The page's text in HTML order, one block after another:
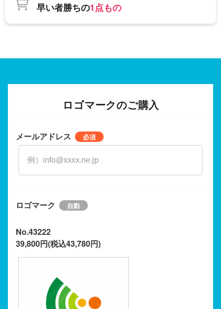
早い者勝ちの1点もの
ロゴマークのご購入
メールアドレス
ロゴマーク
No.43222
39,800円(税込43,780円)